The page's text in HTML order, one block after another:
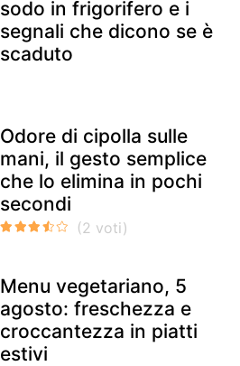
sodo in frigorifero e i
segnali che dicono se è
scaduto
Odore di cipolla sulle
mani, il gesto semplice
che lo elimina in pochi
secondi
Menu vegetariano, 5
agosto: freschezza e
croccantezza in piatti
estivi